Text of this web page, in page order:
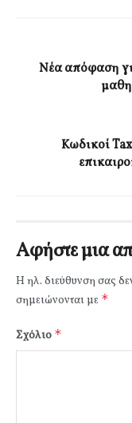
Νέα απόφαση
Κωδικοί
Αφήστε μια
Η ηλ. διεύθυνση σας
σημειώνονται με *
Σχόλιο *